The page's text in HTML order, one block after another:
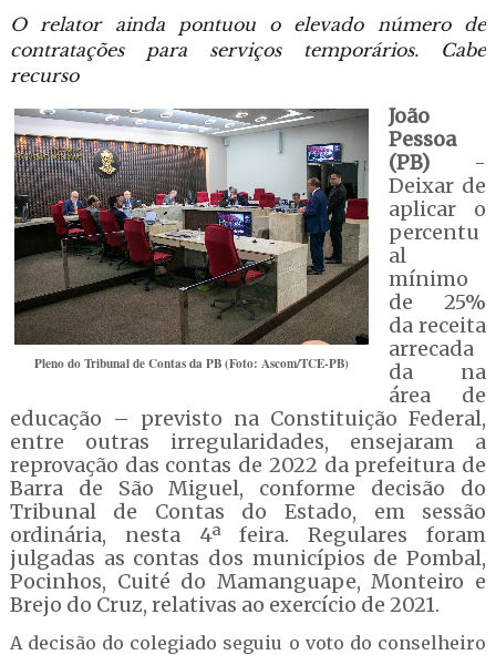
O relator ainda pontuou o elevado número de
contratações para serviços temporários. Cabe
recurso
Pleno do Tribunal de Contas da PB (Foto: Ascom/TCE-PB)
João
Pessoa
(PB)-
Deixar de
aplicar o
percentu
al
mínimo
de 25%
da receita
arrecada
da na
área de
educação – previsto na Constituição Federal,
entre outras irregularidades, ensejaram a
reprovação das contas de 2022 da prefeitura de
Barra de São Miguel, conforme decisão do
Tribunal de Contas do Estado, em sessão
ordinária, nesta 4ª feira. Regulares foram
julgadas as contas dos municípios de Pombal,
Pocinhos, Cuité do Mamanguape, Monteiro e
Brejo do Cruz, relativas ao exercício de 2021.
A decisão do colegiado seguiu o voto do conselheiro